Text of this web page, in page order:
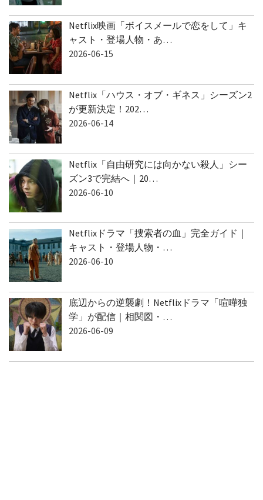
Netflix映画「ボイスメールで恋をして」キ
ャスト・登場人物・あ…
Netflix「ハウス・オブ・ギネス」シーズン2
が更新決定！202…
Netflix「自由研究には向かない殺人」シー
ズン3で完結へ｜20…
Netflixドラマ「捜索者の血」完全ガイド｜
キャスト・登場人物・…
底辺からの逆襲劇！Netflixドラマ「喧嘩独
学」が配信｜相関図・…